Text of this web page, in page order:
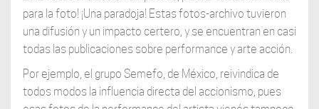
para la foto! ¡Una paradoja! Estas fotos-archivo tuvieron
una difusión y un impacto certero, y se encuentran en casi
todas las publicaciones sobre performance y arte acción.
Por ejemplo, el grupo Semefo, de México, reivindica de
todos modos la influencia directa del accionismo, pues